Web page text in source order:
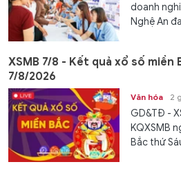
doanh
Nghệ An
XSMB 7/8 - Kết quả xổ số miền
7/8/2026
Văn hóa 2
GD&TĐ -
KQXSMB
Bắc thứ